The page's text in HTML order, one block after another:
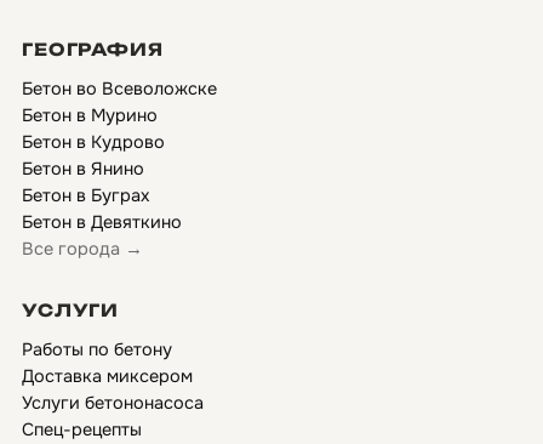
ГЕОГРАФИЯ
Бетон во Всеволожске
Бетон в Мурино
Бетон в Кудрово
Бетон в Янино
Бетон в Буграх
Бетон в Девяткино
Все города →
УСЛУГИ
Работы по бетону
Доставка миксером
Услуги бетононасоса
Спец-рецепты